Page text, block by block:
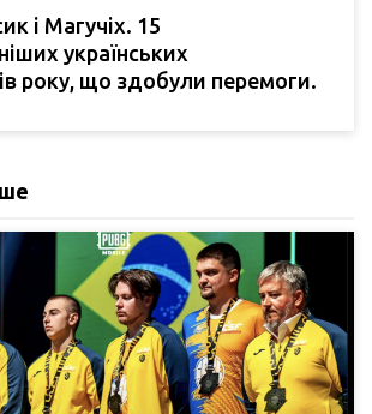
і Магучіх. 15
українських
року, що здобули перемоги.